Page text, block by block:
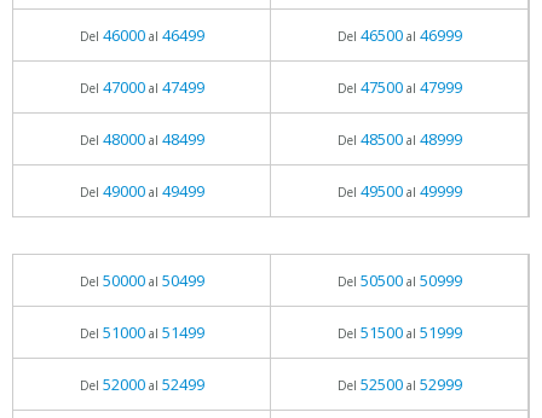
Del 46000al 46499 Del 46500al 46999
Del 47000al 47499 Del 47500al 47999
Del 48000al 48499 Del 48500al 48999
Del 49000al 49499 Del 49500al 49999
Del 50000al 50499 Del 50500al 50999
Del 51000al 51499 Del 51500al 51999
Del 52000al 52499 Del 52500al 52999